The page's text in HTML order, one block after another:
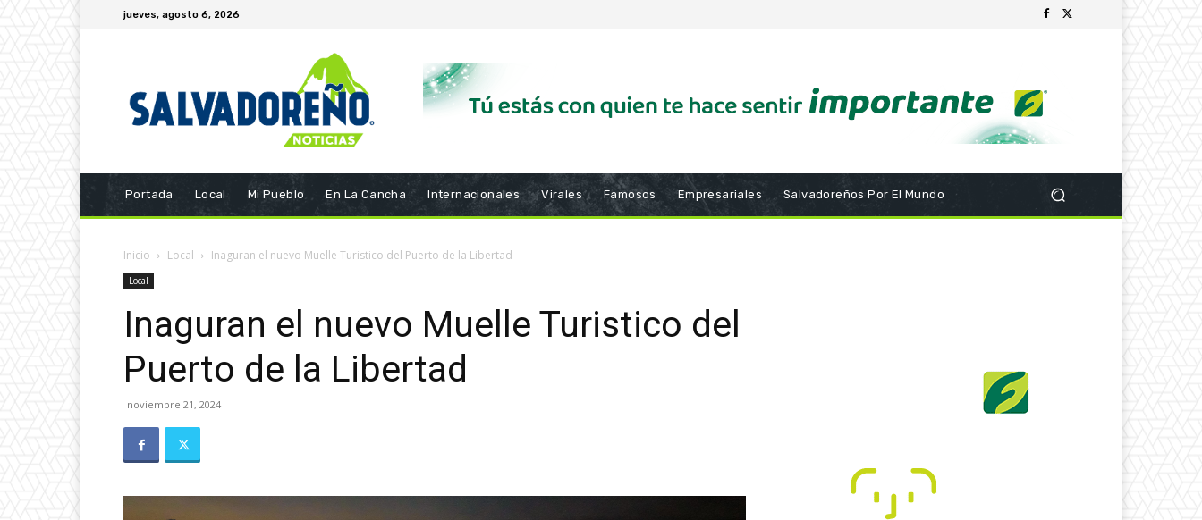
jueves, agosto 6, 2026
Portada Local Mi Pueblo En La Cancha Internacionales Virales Famosos Empresariales Salvadoreños Por El Mundo
Inicio Local Inaguran el nuevo Muelle Turistico del Puerto de la Libertad
Local
Inaguran el nuevo Muelle Turistico del
Puerto de la Libertad
noviembre 21, 2024